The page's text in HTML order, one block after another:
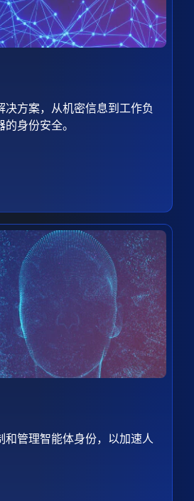
决方案，从机密信息到工作负
身份安全。
和管理智能体身份，以加速人